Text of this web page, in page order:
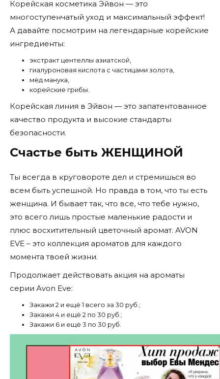
Корейская косметика Эйвон — это
многоступенчатый уход и максимальный эффект!
А давайте посмотрим на легендарные корейские
ингредиенты:
экстракт центеллы азиатской,
гиалуроновая кислота с частицами золота,
мёд манука,
корейские грибы.
Корейская линия в Эйвон — это запатентованное
качество продукта и высокие стандарты
безопасности.
Счастье быть ЖЕНЩИНОЙ
Ты всегда в круговороте дел и стремишься во
всем быть успешной. Но правда в том, что ты есть
женщина. И бывает так, что все, что тебе нужно,
это всего лишь простые маленькие радости и
плюс восхитительный цветочный аромат. AVON
EVE – это коллекция ароматов для каждого
момента твоей жизни.
Продолжает действовать акция на ароматы
серии Avon Eve:
Закажи 2 и ещё 1 всего за 30 руб.;
Закажи 4 и ещё 2 по 30 руб.;
Закажи 6 и ещё 3 по 30 руб.